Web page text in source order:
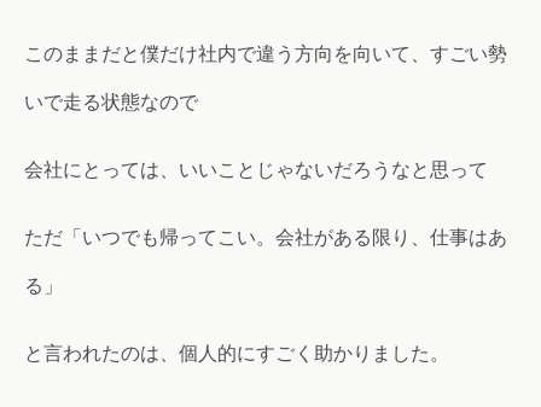
このままだと僕だけ社内で違う方向を向いて、すごい勢
いで走る状態なので
会社にとっては、いいことじゃないだろうなと思って
ただ「いつでも帰ってこい。会社がある限り、仕事はあ
る」
と言われたのは、個人的にすごく助かりました。